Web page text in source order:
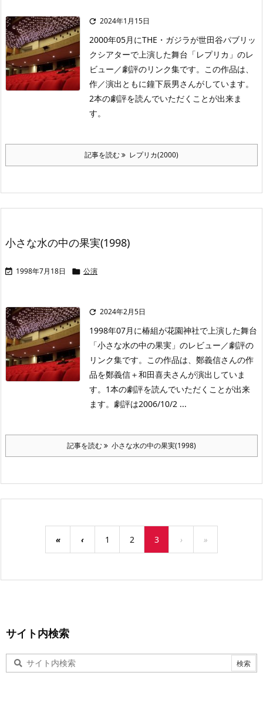
 2024年1月15日
2000年05月にTHE・ガジラが世田谷パブリッ
クシアターで上演した舞台「レプリカ」のレ
ビュー／劇評のリンク集です。この作品は、
作／演出ともに鐘下辰男さんがしています。
2本の劇評を読んでいただくことが出来ま
す。
記事を読む レプリカ(2000)
小さな水の中の果実(1998)
 1998年7月18日  公演
 2024年2月5日
1998年07月に椿組が花園神社で上演した舞台
「小さな水の中の果実」のレビュー／劇評の
リンク集です。この作品は、鄭義信さんの作
品を鄭義信＋和田喜夫さんが演出していま
す。1本の劇評を読んでいただくことが出来
ます。劇評は2006/10/2 ...
記事を読む 小さな水の中の果実(1998)
« ‹ 1 2 3 › »
サイト内検索